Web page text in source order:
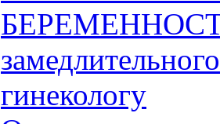
гинекологу